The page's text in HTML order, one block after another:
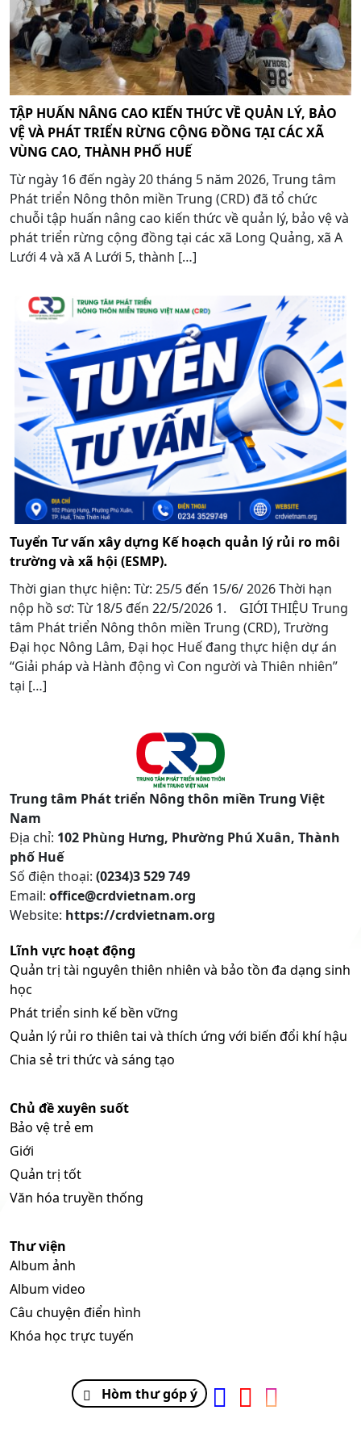
TẬP HUẤN NÂNG CAO KIẾN THỨC VỀ QUẢN LÝ, BẢO
VỆ VÀ PHÁT TRIỂN RỪNG CỘNG ĐỒNG TẠI CÁC XÃ
VÙNG CAO, THÀNH PHỐ HUẾ
Từ ngày 16 đến ngày 20 tháng 5 năm 2026, Trung tâm
Phát triển Nông thôn miền Trung (CRD) đã tổ chức
chuỗi tập huấn nâng cao kiến thức về quản lý, bảo vệ và
phát triển rừng cộng đồng tại các xã Long Quảng, xã A
Lưới 4 và xã A Lưới 5, thành […]
Tuyển Tư vấn xây dựng Kế hoạch quản lý rủi ro môi
trường và xã hội (ESMP).
Thời gian thực hiện: Từ: 25/5 đến 15/6/ 2026 Thời hạn
nộp hồ sơ: Từ 18/5 đến 22/5/2026 1. GIỚI THIỆU Trung
tâm Phát triển Nông thôn miền Trung (CRD), Trường
Đại học Nông Lâm, Đại học Huế đang thực hiện dự án
“Giải pháp và Hành động vì Con người và Thiên nhiên”
tại […]
Trung tâm Phát triển Nông thôn miền Trung Việt
Nam
Địa chỉ: 102 Phùng Hưng, Phường Phú Xuân, Thành
phố Huế
Số điện thoại: (0234)3 529 749
Email: office@crdvietnam.org
Website: https://crdvietnam.org
Lĩnh vực hoạt động
Quản trị tài nguyên thiên nhiên và bảo tồn đa dạng sinh
học
Phát triển sinh kế bền vững
Quản lý rủi ro thiên tai và thích ứng với biến đổi khí hậu
Chia sẻ tri thức và sáng tạo
Chủ đề xuyên suốt
Bảo vệ trẻ em
Giới
Quản trị tốt
Văn hóa truyền thống
Thư viện
Album ảnh
Album video
Câu chuyện điển hình
Khóa học trực tuyến
Hòm thư góp ý